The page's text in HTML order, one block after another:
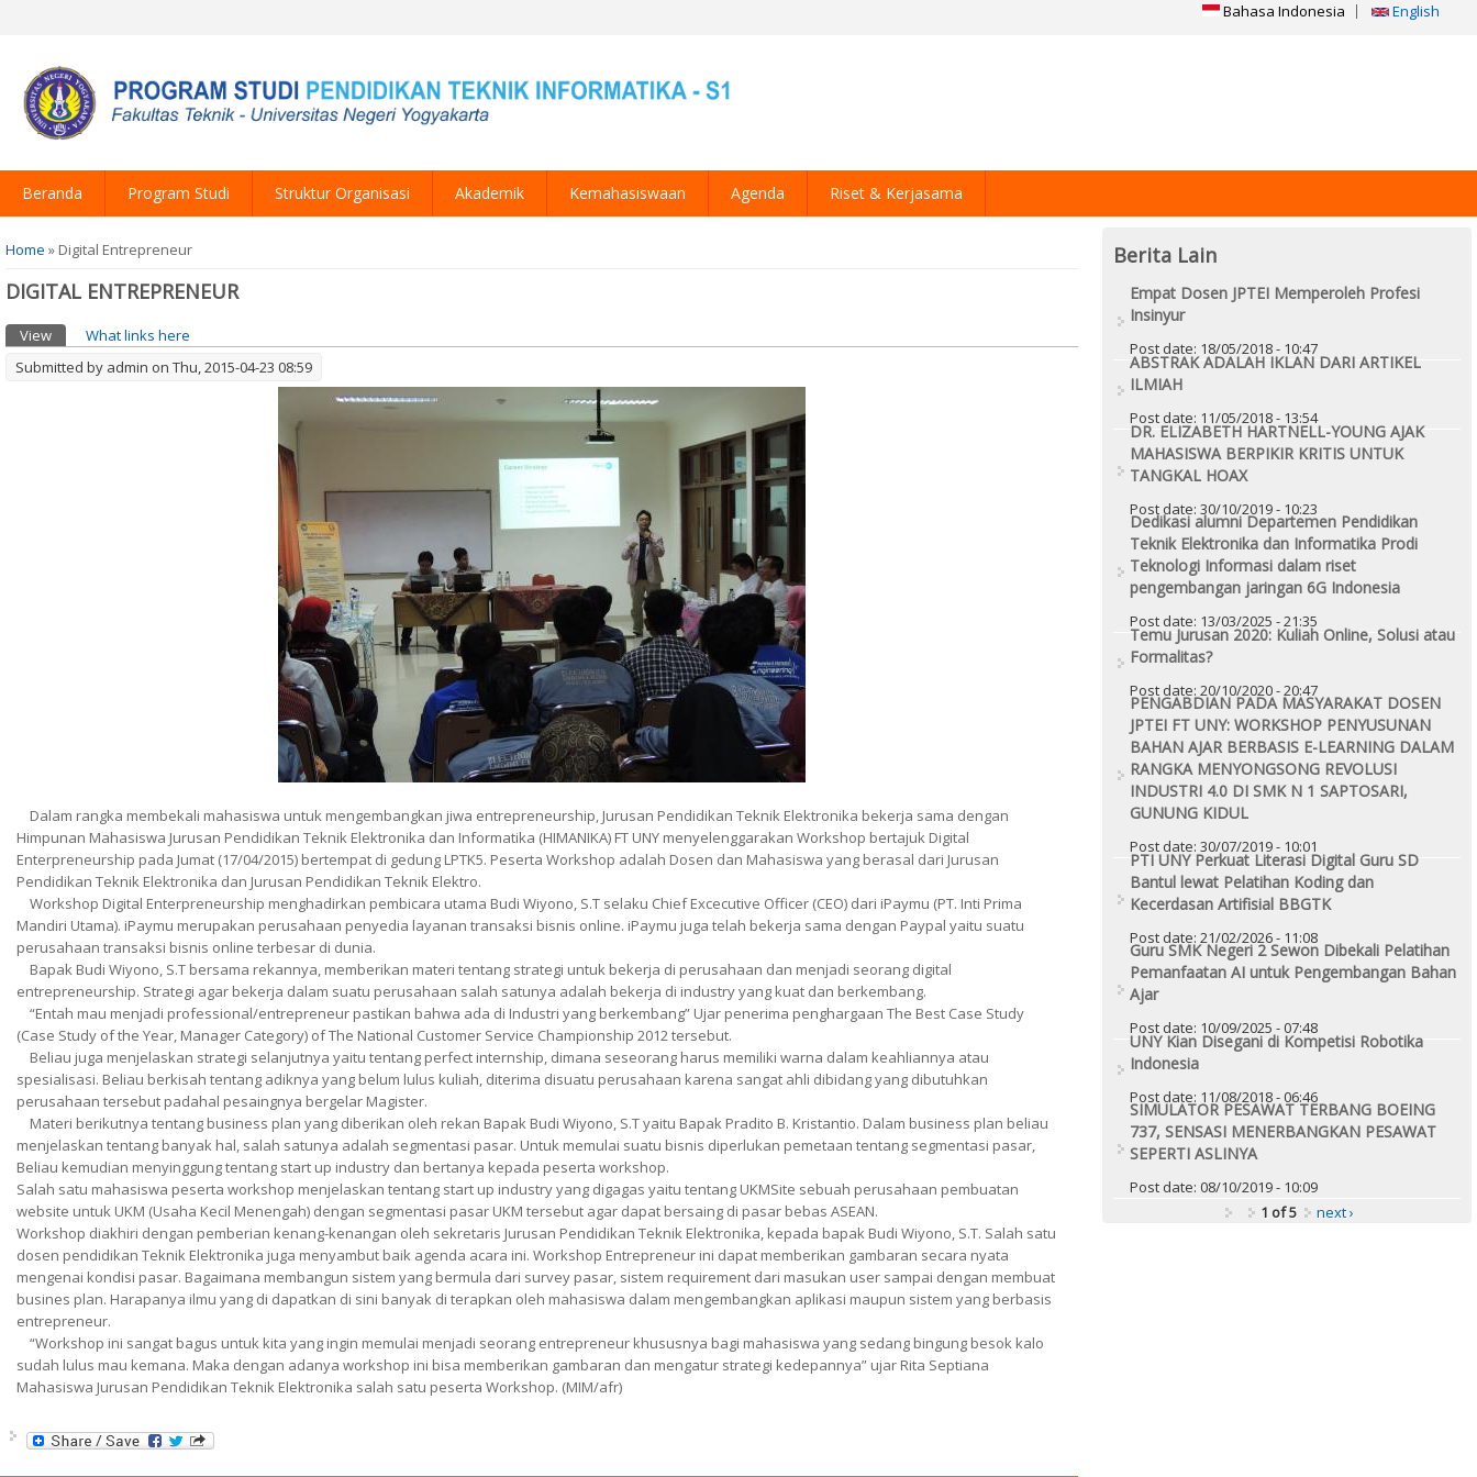
Bahasa Indonesia English
Beranda Program Studi Struktur Organisasi Akademik Kemahasiswaan Agenda Riset & Kerjasama
You are here
Home » Digital Entrepreneur
DIGITAL ENTREPRENEUR
Primary tabs
View (active tab)
What links here
Submitted by admin on Thu, 2015-04-23 08:59
Dalam rangka membekali mahasiswa untuk mengembangkan jiwa entrepreneurship, Jurusan Pendidikan Teknik Elektronika bekerja sama dengan
Himpunan Mahasiswa Jurusan Pendidikan Teknik Elektronika dan Informatika (HIMANIKA) FT UNY menyelenggarakan Workshop bertajuk Digital
Enterpreneurship pada Jumat (17/04/2015) bertempat di gedung LPTK5. Peserta Workshop adalah Dosen dan Mahasiswa yang berasal dari Jurusan
Pendidikan Teknik Elektronika dan Jurusan Pendidikan Teknik Elektro.
Workshop Digital Enterpreneurship menghadirkan pembicara utama Budi Wiyono, S.T selaku Chief Excecutive Officer (CEO) dari iPaymu (PT. Inti Prima
Mandiri Utama). iPaymu merupakan perusahaan penyedia layanan transaksi bisnis online. iPaymu juga telah bekerja sama dengan Paypal yaitu suatu
perusahaan transaksi bisnis online terbesar di dunia.
Bapak Budi Wiyono, S.T bersama rekannya, memberikan materi tentang strategi untuk bekerja di perusahaan dan menjadi seorang digital
entrepreneurship. Strategi agar bekerja dalam suatu perusahaan salah satunya adalah bekerja di industry yang kuat dan berkembang.
“Entah mau menjadi professional/entrepreneur pastikan bahwa ada di Industri yang berkembang” Ujar penerima penghargaan The Best Case Study
(Case Study of the Year, Manager Category) of The National Customer Service Championship 2012 tersebut.
Beliau juga menjelaskan strategi selanjutnya yaitu tentang perfect internship, dimana seseorang harus memiliki warna dalam keahliannya atau
spesialisasi. Beliau berkisah tentang adiknya yang belum lulus kuliah, diterima disuatu perusahaan karena sangat ahli dibidang yang dibutuhkan
perusahaan tersebut padahal pesaingnya bergelar Magister.
Materi berikutnya tentang business plan yang diberikan oleh rekan Bapak Budi Wiyono, S.T yaitu Bapak Pradito B. Kristantio. Dalam business plan beliau
menjelaskan tentang banyak hal, salah satunya adalah segmentasi pasar. Untuk memulai suatu bisnis diperlukan pemetaan tentang segmentasi pasar,
Beliau kemudian menyinggung tentang start up industry dan bertanya kepada peserta workshop.
Salah satu mahasiswa peserta workshop menjelaskan tentang start up industry yang digagas yaitu tentang UKMSite sebuah perusahaan pembuatan
website untuk UKM (Usaha Kecil Menengah) dengan segmentasi pasar UKM tersebut agar dapat bersaing di pasar bebas ASEAN.
Workshop diakhiri dengan pemberian kenang-kenangan oleh sekretaris Jurusan Pendidikan Teknik Elektronika, kepada bapak Budi Wiyono, S.T. Salah satu
dosen pendidikan Teknik Elektronika juga menyambut baik agenda acara ini. Workshop Entrepreneur ini dapat memberikan gambaran secara nyata
mengenai kondisi pasar. Bagaimana membangun sistem yang bermula dari survey pasar, sistem requirement dari masukan user sampai dengan membuat
busines plan. Harapanya ilmu yang di dapatkan di sini banyak di terapkan oleh mahasiswa dalam mengembangkan aplikasi maupun sistem yang berbasis
entrepreneur.
“Workshop ini sangat bagus untuk kita yang ingin memulai menjadi seorang entrepreneur khususnya bagi mahasiswa yang sedang bingung besok kalo
sudah lulus mau kemana. Maka dengan adanya workshop ini bisa memberikan gambaran dan mengatur strategi kedepannya” ujar Rita Septiana
Mahasiswa Jurusan Pendidikan Teknik Elektronika salah satu peserta Workshop. (MIM/afr)
Berita Lain
Empat Dosen JPTEI Memperoleh Profesi
Insinyur
Post date: 18/05/2018 - 10:47
ABSTRAK ADALAH IKLAN DARI ARTIKEL
ILMIAH
Post date: 11/05/2018 - 13:54
DR. ELIZABETH HARTNELL-YOUNG AJAK
MAHASISWA BERPIKIR KRITIS UNTUK
TANGKAL HOAX
Post date: 30/10/2019 - 10:23
Dedikasi alumni Departemen Pendidikan
Teknik Elektronika dan Informatika Prodi
Teknologi Informasi dalam riset
pengembangan jaringan 6G Indonesia
Post date: 13/03/2025 - 21:35
Temu Jurusan 2020: Kuliah Online, Solusi atau
Formalitas?
Post date: 20/10/2020 - 20:47
PENGABDIAN PADA MASYARAKAT DOSEN
JPTEI FT UNY: WORKSHOP PENYUSUNAN
BAHAN AJAR BERBASIS E-LEARNING DALAM
RANGKA MENYONGSONG REVOLUSI
INDUSTRI 4.0 DI SMK N 1 SAPTOSARI,
GUNUNG KIDUL
Post date: 30/07/2019 - 10:01
PTI UNY Perkuat Literasi Digital Guru SD
Bantul lewat Pelatihan Koding dan
Kecerdasan Artifisial BBGTK
Post date: 21/02/2026 - 11:08
Guru SMK Negeri 2 Sewon Dibekali Pelatihan
Pemanfaatan AI untuk Pengembangan Bahan
Ajar
Post date: 10/09/2025 - 07:48
UNY Kian Disegani di Kompetisi Robotika
Indonesia
Post date: 11/08/2018 - 06:46
SIMULATOR PESAWAT TERBANG BOEING
737, SENSASI MENERBANGKAN PESAWAT
SEPERTI ASLINYA
Post date: 08/10/2019 - 10:09
1 of 5
next ›